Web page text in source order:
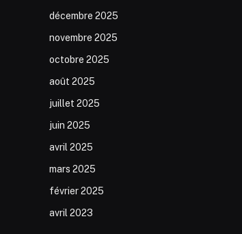
décembre 2025
novembre 2025
octobre 2025
août 2025
juillet 2025
juin 2025
avril 2025
mars 2025
février 2025
avril 2023